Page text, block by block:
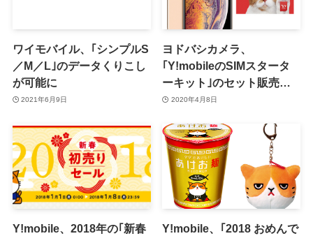
ワイモバイル、｢シンプルS
／M／L｣のデータくりこし
が可能に
2021年6月9日
ヨドバシカメラ、
｢Y!mobileのSIMスタータ
ーキット｣のセット販売で
｢iPhone XS Max｣を10,880
2020年4月8日
Y!mobile、2018年の｢新春
Y!mobile、｢2018 おめんで